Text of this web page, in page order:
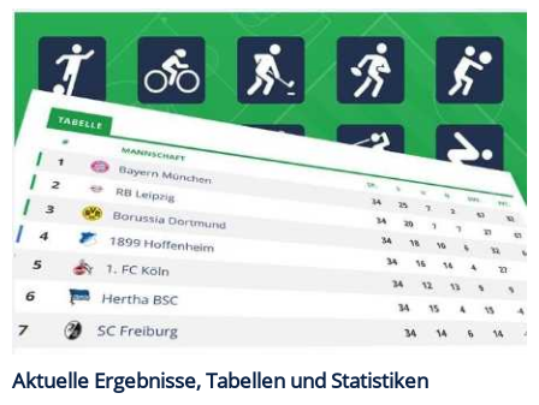
Aktuelle Ergebnisse, Tabellen und Statistiken